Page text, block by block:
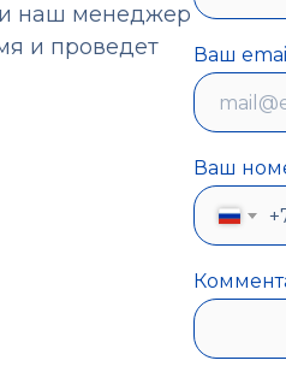
и наш менеджер
и проведет
Ваш email
Ваш